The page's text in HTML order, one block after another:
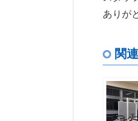
ありが
関